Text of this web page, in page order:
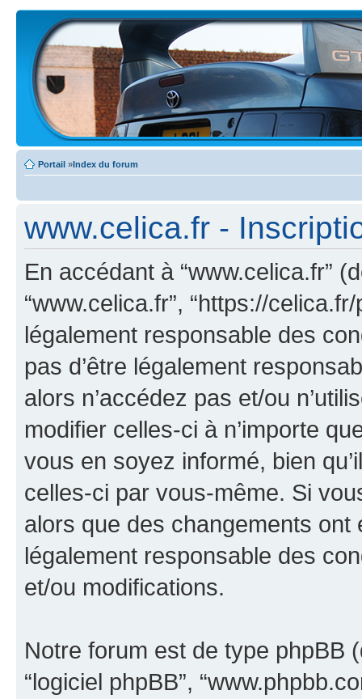
Portail »Index du forum
www.celica.fr -
En accédant à “www.celica.fr”
“www.celica.fr”, “https://
légalement responsable des
pas d’être légalement
alors n’accédez pas et/ou
modifier celles-ci à n’importe
vous en soyez informé, bien
celles-ci par vous-même. Si
alors que des changements ont
légalement responsable des
et/ou modifications.
Notre forum est de type phpBB
“logiciel phpBB”,